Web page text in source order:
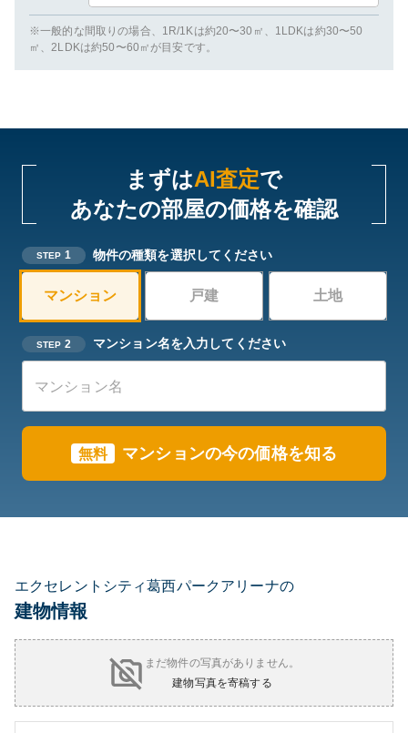
※一般的な間取りの場合、1R/1Kは約20〜30㎡、1LDKは約30〜50
㎡、2LDKは約50〜60㎡が目安です。
まずはAI査定で
あなたの部屋の価格を確認
STEP 1 物件の種類を選択してください
マンション 戸建 土地
STEP 2 マンション名を入力してください
無料 マンションの今の価格を知る
エクセレントシティ葛西パークアリーナの
建物情報
まだ物件の写真がありません。
建物写真を寄稿する